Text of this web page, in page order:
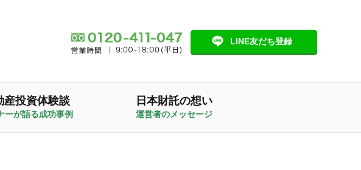
LINE友だち登録
産投資体験談
ーが語る成功事例
日本財託の想い
運営者のメッセージ